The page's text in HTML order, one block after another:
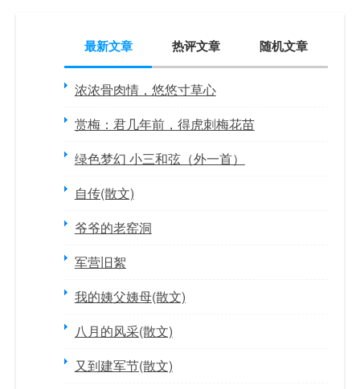
最新文章 热评文章 随机文章
浓浓骨肉情，悠悠寸草心
赏梅：君几年前，得虎刺梅花苗
绿色梦幻 小三和弦（外一首）
自传(散文)
爷爷的老窑洞
军营旧絮
我的姨父姨母(散文)
八月的风采(散文)
又到建军节(散文)